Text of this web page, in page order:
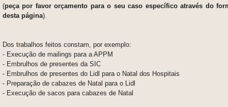
(peça por favor orçamento para o seu caso específico através do
desta página).
Dos trabalhos feitos constam, por exemplo:
- Execução de mailings para a APPM
- Embrulhos de presentes da SIC
- Embrulhos de presentes do Lidl para o Natal dos Hospitais
- Preparação de cabazes de Natal para o Lidl
- Execução de sacos para cabazes de Natal